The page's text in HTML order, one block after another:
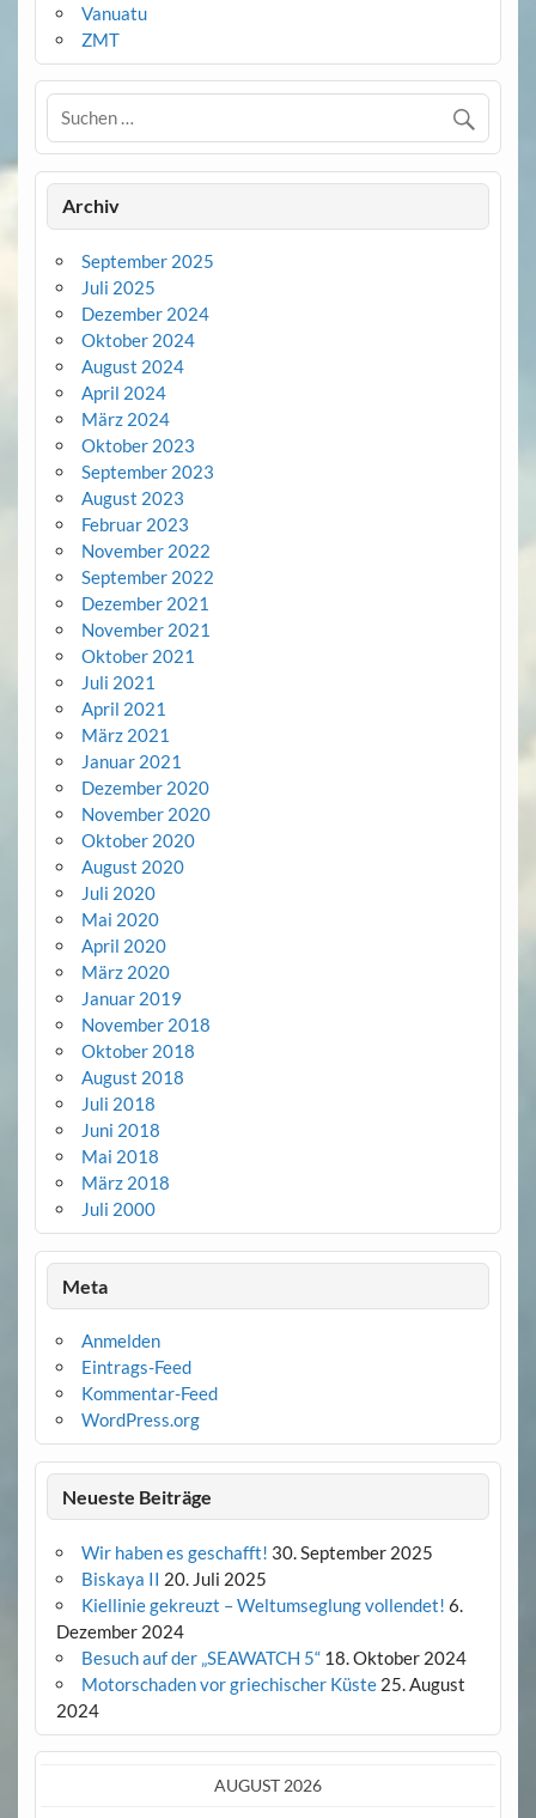
Vanuatu
ZMT
Archiv
September 2025
Juli 2025
Dezember 2024
Oktober 2024
August 2024
April 2024
März 2024
Oktober 2023
September 2023
August 2023
Februar 2023
November 2022
September 2022
Dezember 2021
November 2021
Oktober 2021
Juli 2021
April 2021
März 2021
Januar 2021
Dezember 2020
November 2020
Oktober 2020
August 2020
Juli 2020
Mai 2020
April 2020
März 2020
Januar 2019
November 2018
Oktober 2018
August 2018
Juli 2018
Juni 2018
Mai 2018
März 2018
Juli 2000
Meta
Anmelden
Eintrags-Feed
Kommentar-Feed
WordPress.org
Neueste Beiträge
Wir haben es geschafft! 30. September 2025
Biskaya II 20. Juli 2025
Kiellinie gekreuzt – Weltumseglung vollendet! 6.
Dezember 2024
Besuch auf der „SEAWATCH 5“ 18. Oktober 2024
Motorschaden vor griechischer Küste 25. August
2024
AUGUST 2026